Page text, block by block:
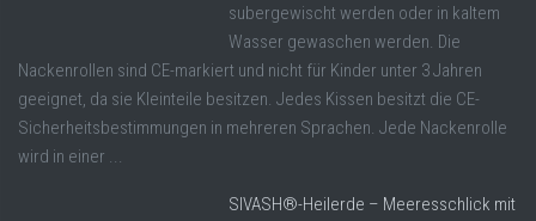
subergewischt werden oder in kaltem
Wasser gewaschen werden. Die
Nackenrollen sind CE-markiert und nicht für Kinder unter 3 Jahren
geeignet, da sie Kleinteile besitzen. Jedes Kissen besitzt die CE-
Sicherheitsbestimmungen in mehreren Sprachen. Jede Nackenrolle
wird in einer ...
SIVASH®-Heilerde – Meeresschlick mit